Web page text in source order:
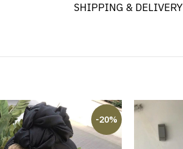
SHIPPING & DELIVERY
-20%